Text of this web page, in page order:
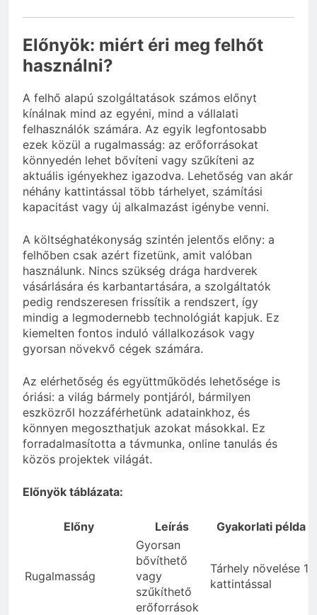
Előnyök: miért éri meg felhőt
használni?
A felhő alapú szolgáltatások számos előnyt
kínálnak mind az egyéni, mind a vállalati
felhasználók számára. Az egyik legfontosabb
ezek közül a rugalmasság: az erőforrásokat
könnyedén lehet bővíteni vagy szűkíteni az
aktuális igényekhez igazodva. Lehetőség van akár
néhány kattintással több tárhelyet, számítási
kapacitást vagy új alkalmazást igénybe venni.
A költséghatékonyság szintén jelentős előny: a
felhőben csak azért fizetünk, amit valóban
használunk. Nincs szükség drága hardverek
vásárlására és karbantartására, a szolgáltatók
pedig rendszeresen frissítik a rendszert, így
mindig a legmodernebb technológiát kapjuk. Ez
kiemelten fontos induló vállalkozások vagy
gyorsan növekvő cégek számára.
Az elérhetőség és együttműködés lehetősége is
óriási: a világ bármely pontjáról, bármilyen
eszközről hozzáférhetünk adatainkhoz, és
könnyen megoszthatjuk azokat másokkal. Ez
forradalmasította a távmunka, online tanulás és
közös projektek világát.
Előnyök táblázata:
Előny Leírás Gyakorlati példa
Rugalmasság
Gyorsan
bővíthető
vagy
szűkíthető
erőforrások
Tárhely növelése 1
kattintással